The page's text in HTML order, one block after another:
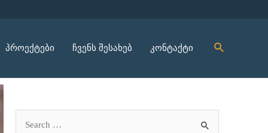
პროექტები ჩვენს შესახებ კონტაქტი